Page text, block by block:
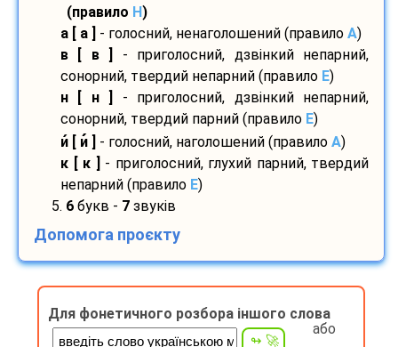
(правило H)
а [ а ]
- голосний, ненаголошений (правило A)
в [ в ]
- приголосний, дзвінкий непарний,
сонорний, твердий непарний (правило E)
н [ н ]
- приголосний, дзвінкий непарний,
сонорний, твердий парний (правило E)
и [ и - голосний, наголошений (правило A)
к [ к ]
- приголосний, глухий парний, твердий
непарний (правило E)
5. 6 букв - 7 звуків
Допомога проєкту
Для фонетичного розбора іншого слова
або